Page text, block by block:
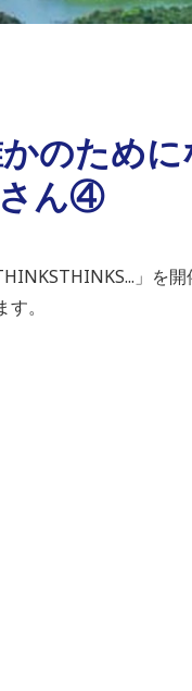
のために
さん④
」を
。